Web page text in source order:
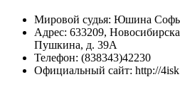
Мировой судья: Юшина
Адрес: 633209,
Пушкина, д. 39А
Телефон: (838343)42230
Официальный сайт: http://